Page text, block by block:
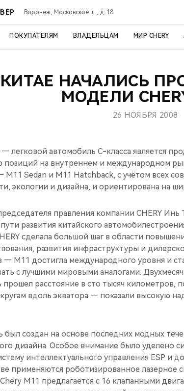
Воронеж, Московское ш., д. 18
ПОКУПАТЕЛЯМ ВЛАДЕЛЬЦАМ МИР CHERY
НАЧАЛИСЬ
МОДЕЛИ
26 НОЯБРЯ 2008
легковой автомобиль С-класса является
позиций на внутреннем и международном
M11 Sedan и M11 Hatchback, с учётом всех
экологии и дизайна, и ориентирована на
правления компании CHERY
развития китайского
сделала большой шаг в области
развития инфраструктуры и
— М11 достигла международного уровня и
с лучшими мировыми аналогами.
прошел расстояние в сто тысяч километров,
вдоль экватора — показали высокую
был создан на основе последних модных
дизайна. Особое внимание было уделено
интеллектуального управления ESP и
применяются роботизированное лазерное
М11 предлагается с 16 клапанными